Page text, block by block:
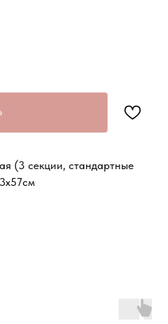
(3 секции, стандартные